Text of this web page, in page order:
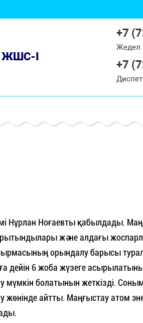
ЖШС-І
+7
Жедел
+7
Нұрлан Ноғаевты қабылдады.
және алдағы
орындалу барысы
дейін 6 жоба жүзеге
мүмкін болатынын жеткізді.
айтты. Маңғыстау атом